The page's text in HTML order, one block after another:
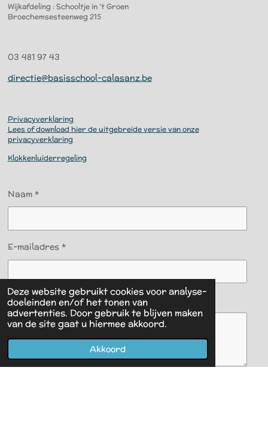
Deze website gebruikt cookies voor analyse-
doeleinden en/of het tonen van
advertenties. Door gebruik te blijven maken
van de site gaat u hiermee akkoord.
Akkoord
Wijkafdeling : Schooltje in 't Groen
Broechemsesteenweg 215
03 481 97 43
directie@basisschool-calasanz.be
Privacyverklaring
Lees of download hier de uitgebreide versie van onze
privacyverklaring
Klokkenluiderregeling
Naam *
E-mailadres *
Bericht *